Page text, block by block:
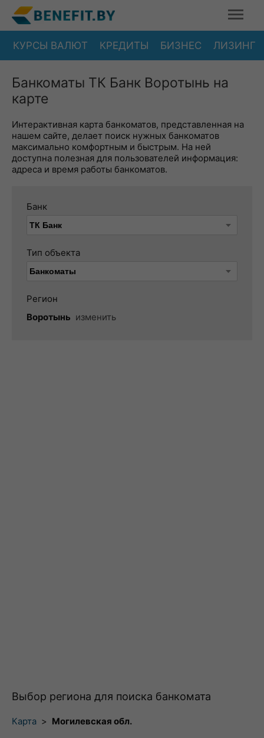
КУРСЫ ВАЛЮТ КРЕДИТЫ БИЗНЕС ЛИЗИНГ
Банкоматы ТК Банк Воротынь на
карте
Интерактивная карта банкоматов, представленная на
нашем сайте, делает поиск нужных банкоматов
максимально комфортным и быстрым. На ней
доступна полезная для пользователей информация:
адреса и время работы банкоматов.
Банк
Тип объекта
Регион
Воротынь изменить
Выбор региона для поиска банкомата
Карта > Могилевская обл.